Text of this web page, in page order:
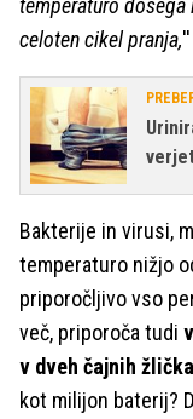
temperaturo dosega
celoten cikel pranja,
Bakterije in virusi,
temperaturo nižjo
priporočljivo vso
več, priporoča tudi
v dveh čajnih
kot milijon baterij?